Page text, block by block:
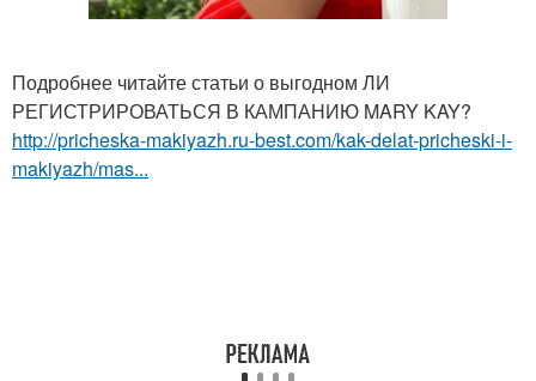
Подробнее читайте статьи о выгодном ЛИ
РЕГИСТРИРОВАТЬСЯ В КАМПАНИЮ MARY KAY?
http://pricheska-makiyazh.ru-best.com/kak-delat-pricheski-i-
makiyazh/mas...